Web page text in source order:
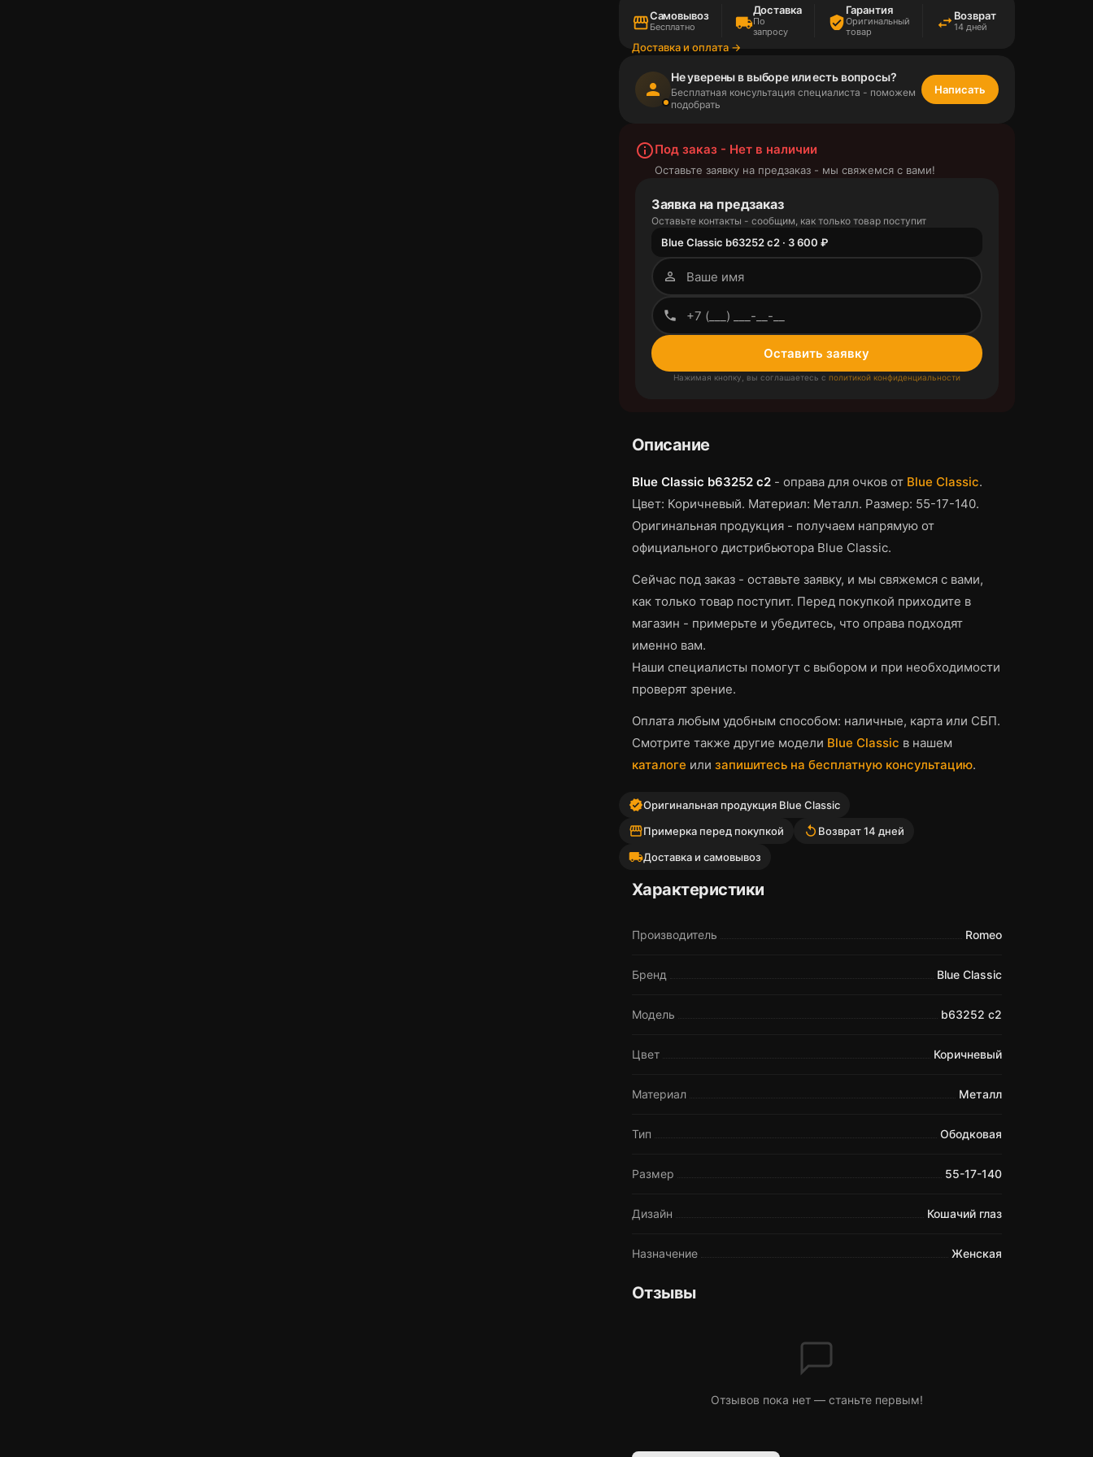
storefrontСамовывоз
Бесплатно local_shipping
Доставка
По
запросу
verified_user
Гарантия
Оригинальный
товар
swap_horiz Возврат
14 дней
Доставка и оплата →
person
Не уверены в выборе или есть вопросы?
Бесплатная консультация специалиста - поможем
подобрать
Написать
info_outlineПод заказ - Нет в наличии
Оставьте заявку на предзаказ - мы свяжемся с вами!
Заявка на предзаказ
Оставьте контакты - сообщим, как только товар поступит
Blue Classic b63252 c2 · 3 600 ₽
person_outline
phone_outlined
Оставить заявку
Нажимая кнопку, вы соглашаетесь с политикой конфиденциальности
Описание
Blue Classic b63252 c2- оправа для очковот Blue Classic.
Цвет: Коричневый. Материал: Металл. Размер: 55-17-140.
Оригинальная продукция - получаем напрямую от
официального дистрибьютора Blue Classic.
Сейчас под заказ - оставьте заявку, и мы свяжемся с вами,
как только товар поступит. Перед покупкой приходите в
магазин - примерьте и убедитесь, что оправаподходят
именно вам.
Наши специалисты помогут с выбором и при необходимости
проверят зрение.
Оплата любым удобным способом: наличные, карта или СБП.
Смотрите также другие модели Blue Classic в нашем
каталоге или запишитесь на бесплатную консультацию.
verifiedОригинальная продукция Blue Classic
storefrontПримерка перед покупкой replay Возврат 14 дней
local_shippingДоставка и самовывоз
Характеристики
Производитель Romeo
Бренд Blue Classic
Модель b63252 c2
Цвет Коричневый
Материал Металл
Тип Ободковая
Размер 55-17-140
Дизайн Кошачий глаз
Назначение Женская
Отзывы
Отзывов пока нет — станьте первым!